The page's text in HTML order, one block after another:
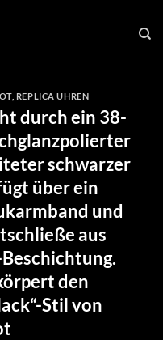
, REPLICA UHREN
durch ein 38-
schwarzer
über ein
und
aus
den
Stil von